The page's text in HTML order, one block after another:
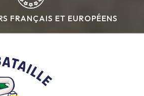
FRANÇAIS ET EUROPÉENS